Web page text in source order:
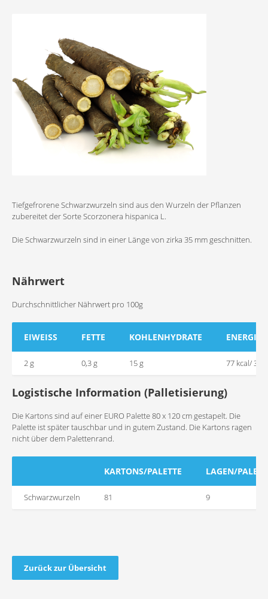
Tiefgefrorene Schwarzwurzeln sind aus den Wurzeln der Pflanzen
zubereitet der Sorte Scorzonera hispanica L.
Die Schwarzwurzeln sind in einer Länge von zirka 35 mm geschnitten.
Nährwert
Durchschnittlicher Nährwert pro 100g
EIWEISS FETTE KOHLENHYDRATE
2 g 0,3 g 15 g 77 kcal/ 324
Logistische Information (Palletisierung)
Die Kartons sind auf einer EURO Palette 80 x 120 cm gestapelt. Die
Palette ist später tauschbar und in gutem Zustand. Die Kartons ragen
nicht über dem Palettenrand.
KARTONS/PALETTE LAGEN/
Schwarzwurzeln 81 9
Zurück zur Übersicht